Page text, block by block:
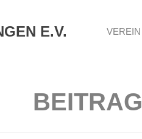
E.V. VEREIN
BEITRAG